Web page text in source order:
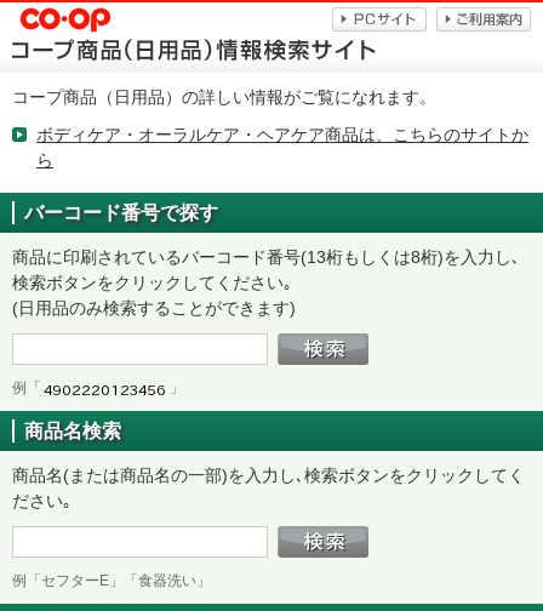
コープ商品（日用品）の詳しい情報がご覧になれます。
ボディケア・オーラルケア・ヘアケア商品は、こちらのサイトか
ら
バーコード番号で探す
商品に印刷されているバーコード番号(13桁もしくは8桁)を入力し､
検索ボタンをクリックしてください｡
(日用品のみ検索することができます)
例「 」
商品名検索
商品名(または商品名の一部)を入力し､検索ボタンをクリックしてく
ださい｡
例「セフターE」「食器洗い」